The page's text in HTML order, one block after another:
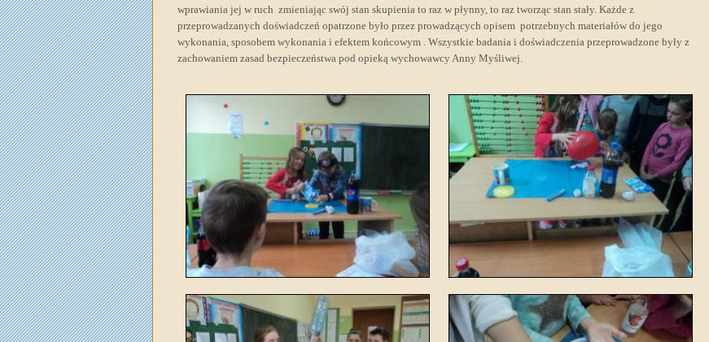
wprawiania jej w ruch zmieniając swój stan skupienia to raz w płynny, to raz tworząc stan stały. Każde z
przeprowadzanych doświadczeń opatrzone było przez prowadzących opisem potrzebnych materiałów do jego
wykonania, sposobem wykonania i efektem końcowym . Wszystkie badania i doświadczenia przeprowadzone były z
zachowaniem zasad bezpieczeństwa pod opieką wychowawcy Anny Myśliwej.